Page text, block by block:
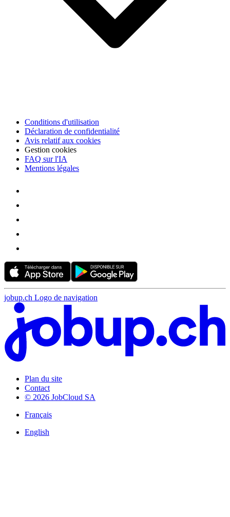
Conditions d'utilisation
Déclaration de confidentialité
Avis relatif aux cookies
Gestion cookies
FAQ sur l'IA
Mentions légales
jobup.ch Logo de navigation
Plan du site
Contact
© 2026 JobCloud SA
Français
English